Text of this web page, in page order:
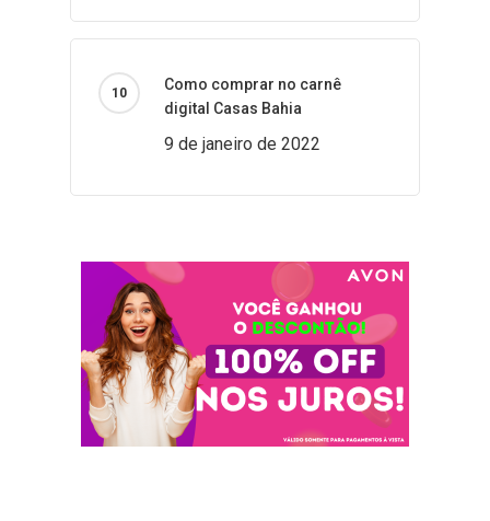
Como comprar no carnê
digital Casas Bahia
9 de janeiro de 2022